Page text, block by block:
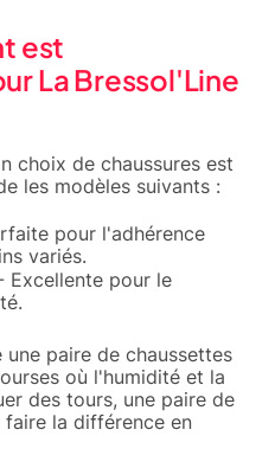
est
La Bressol'Line
choix de chaussures est
les modèles suivants :
pour l'adhérence
variés.
Excellente pour le
une paire de chaussettes
où l'humidité et la
des tours, une paire de
faire la différence en